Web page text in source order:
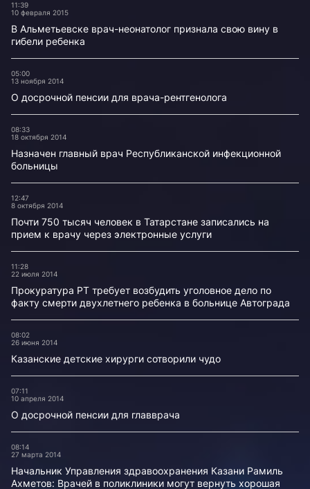
11:39
10 февраля 2015
В Альметьевске врач-неонатолог признала свою вину в
гибели ребенка
05:00
13 ноября 2014
О досрочной пенсии для врача-рентгенолога
08:33
18 октября 2014
Назначен главный врач Республиканской инфекционной
больницы
12:47
8 октября 2014
Почти 750 тысяч человек в Татарстане записались на
прием к врачу через электронные услуги
11:28
22 июля 2014
Прокуратура РТ требует возбудить уголовное дело по
факту смерти двухлетнего ребенка в больнице Автограда
08:02
26 июня 2014
Казанские детские хирурги сотворили чудо
07:11
10 апреля 2014
О досрочной пенсии для главврача
08:14
27 марта 2014
Начальник Управления здравоохранения Казани Рамиль
Ахметов: Врачей в поликлиники могут вернуть хорошая